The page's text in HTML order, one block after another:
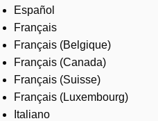
Español
Français
Français (Belgique)
Français (Canada)
Français (Suisse)
Français (Luxembourg)
Italiano